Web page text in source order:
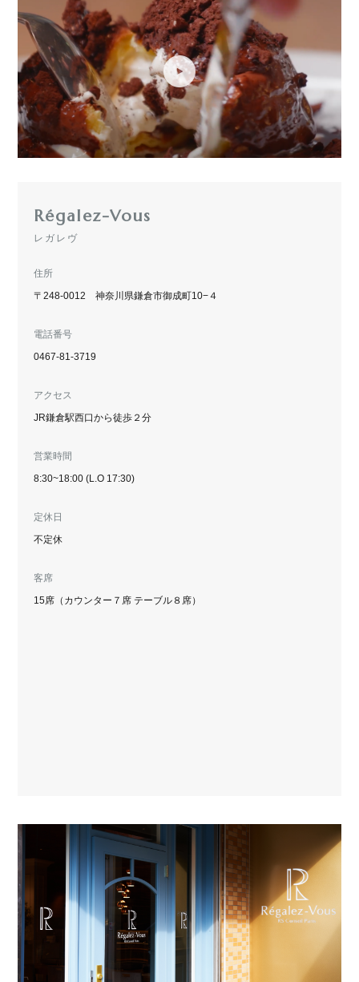
TOPICS
Régalez-Vous
レガレヴ
住所
〒248-0012 神奈川県鎌倉市御成町10−４
電話番号
0467-81-3719
アクセス
JR鎌倉駅西口から徒歩２分
営業時間
8:30~18:00 (L.O 17:30)
定休日
不定休
客席
15席（カウンター７席 テーブル８席）